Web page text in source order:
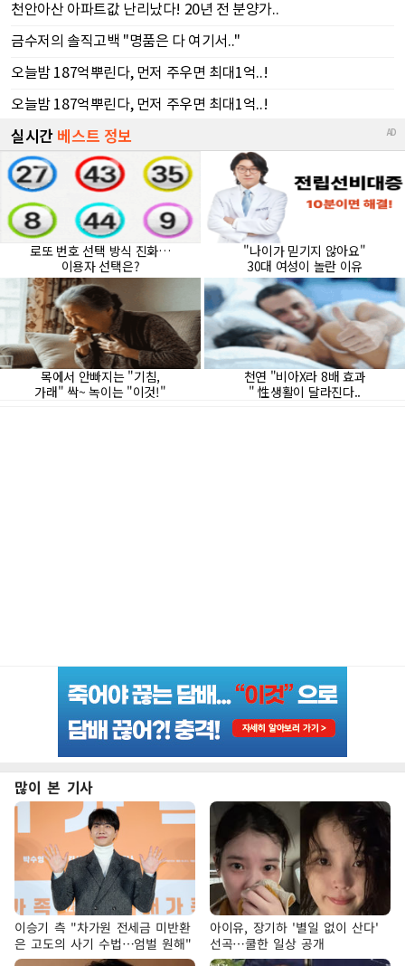
많이 본 기사
이승기 측 "차가원 전세금 미반환
은 고도의 사기 수법…엄벌 원해"
아이유, 장기하 '별일 없이 산다'
선곡…쿨한 일상 공개